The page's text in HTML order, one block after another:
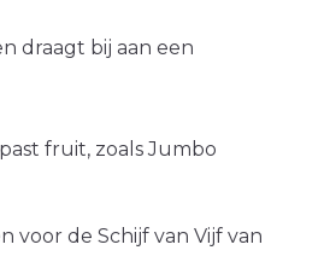
draagt bij aan een
fruit, zoals Jumbo
voor de Schijf van Vijf van